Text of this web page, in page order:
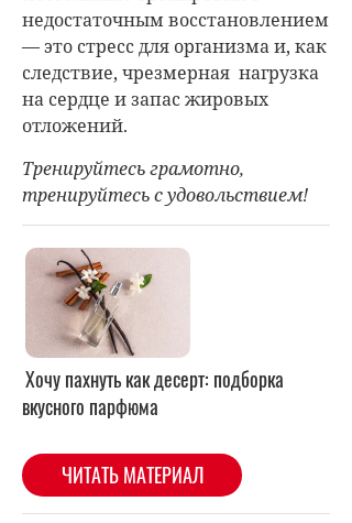
недостаточным восстановлением
— это стресс для организма и, как
следствие, чрезмерная нагрузка
на сердце и запас жировых
отложений.
Тренируйтесь грамотно,
тренируйтесь с удовольствием!